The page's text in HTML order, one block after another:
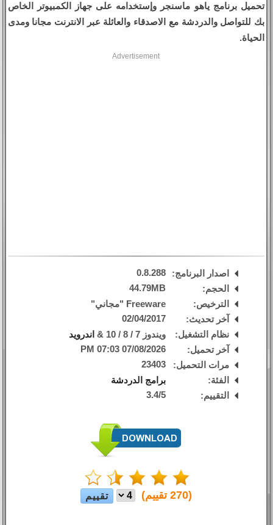
تحميل برنامج ياهو ماسنجر وإستخدامه على جهاز الكمبيوتر الخاص
بك للتواصل والدردشة مع الاصدقاء والعائلة عبر الانترنت مجانا ومدى
الحياة.
Advertisement
اصدار البرنامج:
0.8.288
الحجم:
44.79MB
الترخيص:
Freeware "مجاني"
آخر تحديث:
02/04/2017
نظام التشغيل:
ويندوز 7 / 8 / 10 &
اندرويد
آخر تحميل:
07/08/2026 07:03 PM
مرات التحميل:
23403
الفئة:
برامج الدردشة
التقييم:
3.4/5
(
270 تقييم)